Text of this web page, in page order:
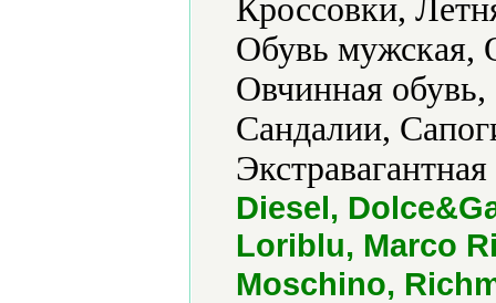
Кроссовки,
Обувь мужская,
Овчинная
Сандалии,
Diesel,
Loriblu, Marco
Moschino,